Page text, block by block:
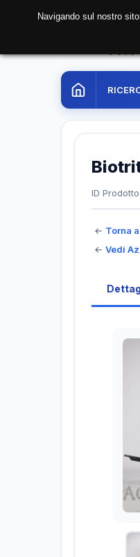
ID Prodotto:
← Torna
← Vedi
Navigando sul nostro